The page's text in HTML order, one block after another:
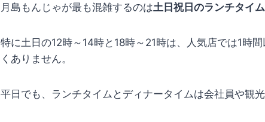
月島もんじゃが最も混雑するのは土日祝日のランチタイ
特に土日の12時～14時と18時～21時は、人気店では1時
くありません。
平日でも、ランチタイムとディナータイムは会社員や観光